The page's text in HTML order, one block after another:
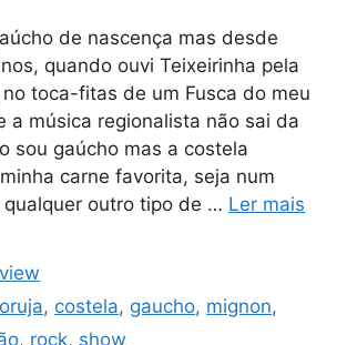
de nascença mas desde
quando ouvi Teixeirinha pela
toca-fitas de um Fusca do meu
a música regionalista não sai da
sou gaúcho mas a costela
carne favorita, seja num
qualquer outro tipo de … Ler mais
, costela, gaucho, mignon,
, rock, show